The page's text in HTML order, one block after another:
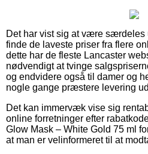
Det har vist sig at være særdeles
finde de laveste priser fra flere
dette har de fleste Lancaster
nødvendigt at tvinge
og endvidere også til damer og
nogle gange præstere levering
Det kan immervæk vise sig
online forretninger efter
Glow Mask – White Gold 75 ml
at man er velinformeret til at